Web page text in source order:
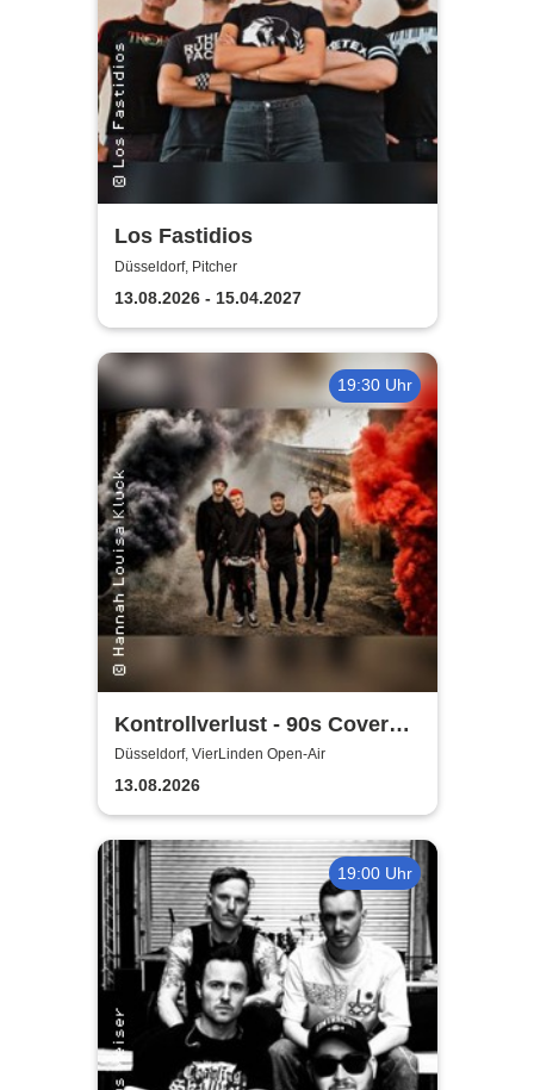
Los Fastidios
Düsseldorf, Pitcher
13.08.2026 - 15.04.2027
19:30 Uhr
Kontrollverlust - 90s Cover
Band
Düsseldorf, VierLinden Open-Air
13.08.2026
19:00 Uhr